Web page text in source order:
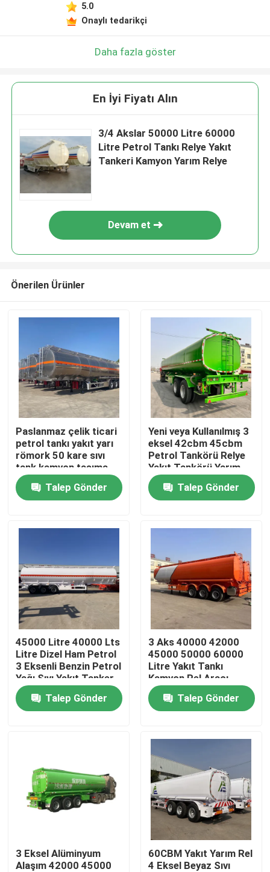
Videolar
Hakkımızda
Fabrika turu
Kalite kontrol
Bir teklif isteği
İkinci El Damperli Kamyonlar
5.0
Onaylı tedarikçi
Daha fazla göster
En İyi Fiyatı Alın
3/4 Akslar 50000 Litre 60000
Litre Petrol Tankı Relye Yakıt
Tankeri Kamyon Yarım Relye
Devam et
Önerilen Ürünler
Paslanmaz çelik ticari
petrol tankı yakıt yarı
römork 50 kare sıvı
tank kamyon taşıma
aracı
Talep Gönder
Yeni veya Kullanılmış 3
eksel 42cbm 45cbm
Petrol Tankörü Relye
Yakıt Tankörü Yarım
Relye
Talep Gönder
45000 Litre 40000 Lts
Litre Dizel Ham Petrol
3 Eksenli Benzin Petrol
Yağı Sıvı Yakıt Tanker
Relye Tank Yarım Relye
Talep Gönder
3 Aks 40000 42000
45000 50000 60000
Litre Yakıt Tankı
Kamyon Rel Aracı
Benzin Benzin Dizel
Yağ Tankı Yakıt Tankı
Talep Gönder
3 Eksel Alüminyum
Alaşım 42000 45000
60CBM Yakıt Yarım Rel
4 Eksel Beyaz Sıvı